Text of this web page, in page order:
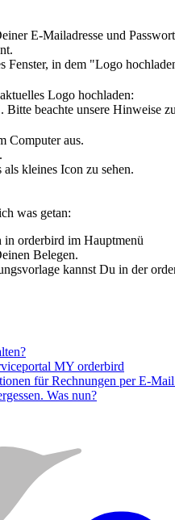
E-Mailadresse und
Fenster, in dem "Logo
Logo hochladen:
beachte unsere Hinweise
Computer aus.
kleines Icon zu sehen.
was getan:
orderbird im Hauptmenü
Belegen.
kannst Du in der
MY orderbird
für Rechnungen per E-
Was nun?